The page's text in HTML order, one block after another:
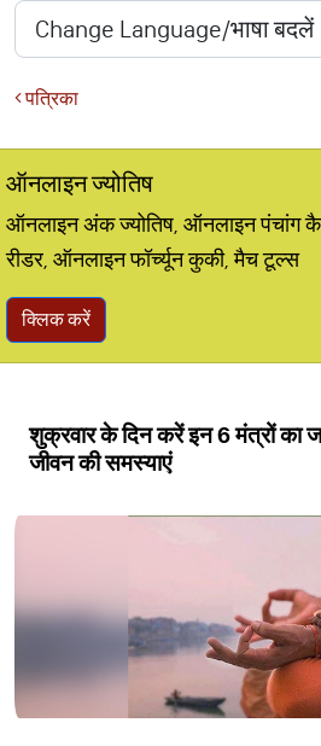
पत्रिका
ऑनलाइन ज्योतिष
ऑनलाइन अंक ज्योतिष, ऑनलाइन पंचांग
रीडर, ऑनलाइन फॉर्च्यून कुकी, मैच टूल्स
क्लिक करें
शुक्रवार के दिन करें इन 6 मंत्रों का
जीवन की समस्याएं